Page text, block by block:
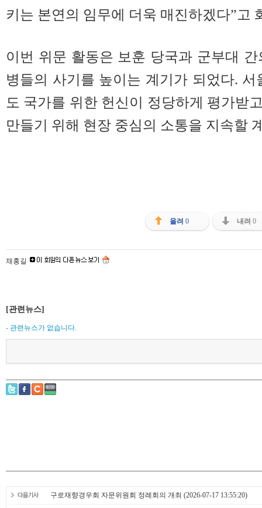
키는 본연의 임무에 더욱 매진하겠다”고
이번 위문 활동은 보훈 당국과 군부대
병들의 사기를 높이는 계기가 되었다.
도 국가를 위한 헌신이 정당하게 평가받
만들기 위해 현장 중심의 소통을 지속할
올려 0 내려 0
채홍길
[관련뉴스]
- 관련뉴스가 없습니다.
구로재향경우회 자문위원회 정례회의 개최 (2026-07-17 13:55:20)